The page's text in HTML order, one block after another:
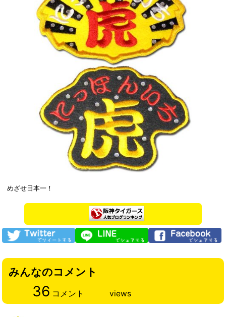
めざせ日本一！
みんなのコメント
36 コメント views